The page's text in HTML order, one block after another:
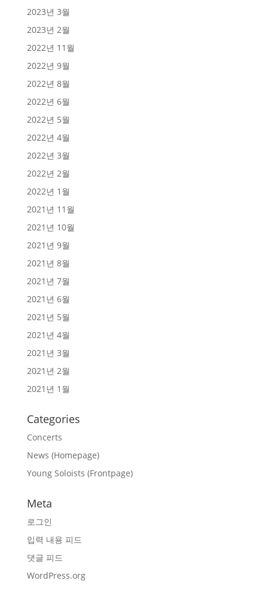
2023년 3월
2023년 2월
2022년 11월
2022년 9월
2022년 8월
2022년 6월
2022년 5월
2022년 4월
2022년 3월
2022년 2월
2022년 1월
2021년 11월
2021년 10월
2021년 9월
2021년 8월
2021년 7월
2021년 6월
2021년 5월
2021년 4월
2021년 3월
2021년 2월
2021년 1월
Categories
Concerts
News (Homepage)
Young Soloists (Frontpage)
Meta
로그인
입력 내용 피드
댓글 피드
WordPress.org